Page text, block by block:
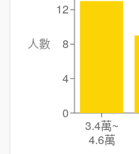
3.4萬~
4.6萬
0
4
8
12
人數